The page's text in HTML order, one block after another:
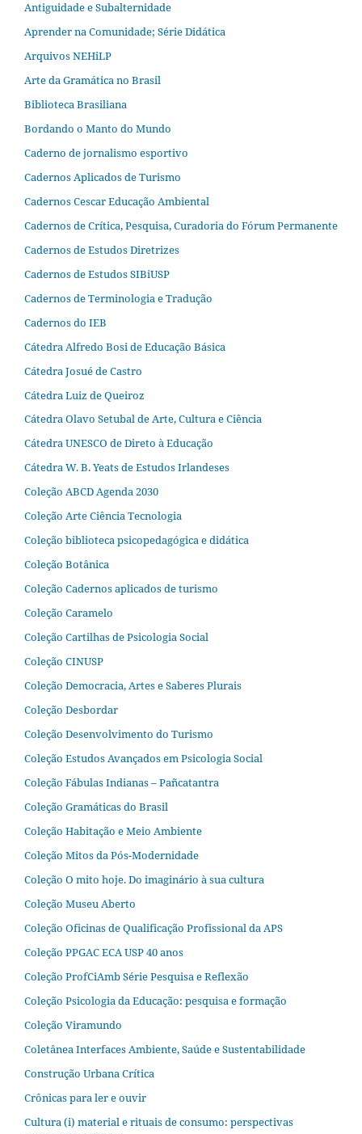
Antiguidade e Subalternidade
Aprender na Comunidade; Série Didática
Arquivos NEHiLP
Arte da Gramática no Brasil
Biblioteca Brasiliana
Bordando o Manto do Mundo
Caderno de jornalismo esportivo
Cadernos Aplicados de Turismo
Cadernos Cescar Educação Ambiental
Cadernos de Crítica, Pesquisa, Curadoria do Fórum Permanente
Cadernos de Estudos Diretrizes
Cadernos de Estudos SIBiUSP
Cadernos de Terminologia e Tradução
Cadernos do IEB
Cátedra Alfredo Bosi de Educação Básica
Cátedra Josué de Castro
Cátedra Luiz de Queiroz
Cátedra Olavo Setubal de Arte, Cultura e Ciência
Cátedra UNESCO de Direto à Educação
Cátedra W. B. Yeats de Estudos Irlandeses
Coleção ABCD Agenda 2030
Coleção Arte Ciência Tecnologia
Coleção biblioteca psicopedagógica e didática
Coleção Botânica
Coleção Cadernos aplicados de turismo
Coleção Caramelo
Coleção Cartilhas de Psicologia Social
Coleção CINUSP
Coleção Democracia, Artes e Saberes Plurais
Coleção Desbordar
Coleção Desenvolvimento do Turismo
Coleção Estudos Avançados em Psicologia Social
Coleção Fábulas Indianas – Pañcatantra
Coleção Gramáticas do Brasil
Coleção Habitação e Meio Ambiente
Coleção Mitos da Pós-Modernidade
Coleção O mito hoje. Do imaginário à sua cultura
Coleção Museu Aberto
Coleção Oficinas de Qualificação Profissional da APS
Coleção PPGAC ECA USP 40 anos
Coleção ProfCiAmb Série Pesquisa e Reflexão
Coleção Psicologia da Educação: pesquisa e formação
Coleção Viramundo
Coletânea Interfaces Ambiente, Saúde e Sustentabilidade
Construção Urbana Crítica
Crônicas para ler e ouvir
Cultura (i) material e rituais de consumo: perspectivas